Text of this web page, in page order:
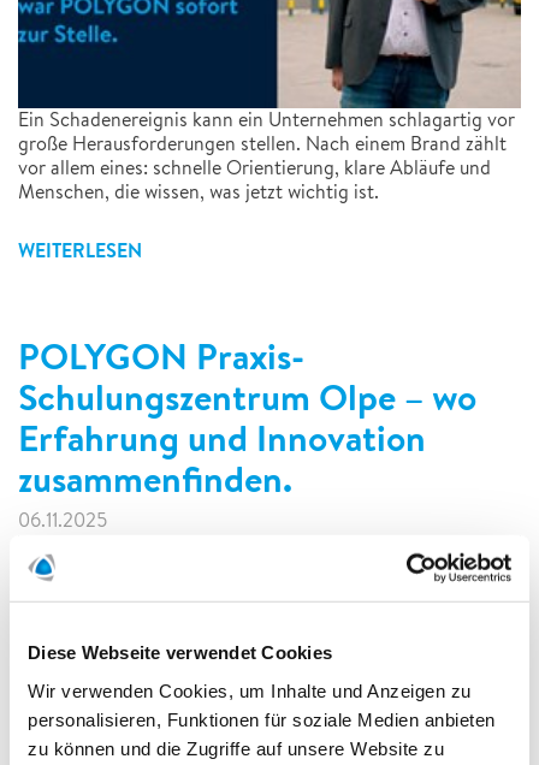
Diese Webseite verwendet Cookies
Wir verwenden Cookies, um Inhalte und Anzeigen zu
personalisieren, Funktionen für soziale Medien anbieten
zu können und die Zugriffe auf unsere Website zu
Ein Schadenereignis kann ein Unternehmen schlagartig vor
große Herausforderungen stellen. Nach einem Brand zählt
vor allem eines: schnelle Orientierung, klare Abläufe und
Menschen, die wissen, was jetzt wichtig ist.
WEITERLESEN
POLYGON Praxis-
Schulungszentrum Olpe – wo
Erfahrung und Innovation
zusammenfinden.
06.11.2025